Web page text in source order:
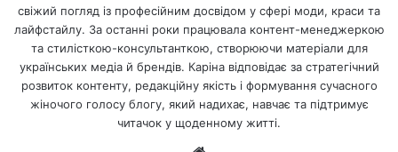
свіжий погляд із професійним досвідом у сфері моди, краси та
лайфстайлу. За останні роки працювала контент-менеджеркою
та стилісткою-консультанткою, створюючи матеріали для
українських медіа й брендів. Каріна відповідає за стратегічний
розвиток контенту, редакційну якість і формування сучасного
жіночого голосу блогу, який надихає, навчає та підтримує
читачок у щоденному житті.